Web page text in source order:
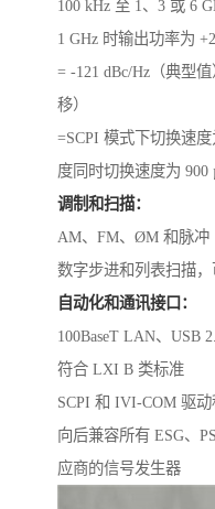
100 kHz 至 1、3 或 6
1 GHz 时输出功率为
= -121 dBc/Hz（典型
移）
=SCPI 模式下切换速
度同时切换速度为 900
调制和扫描：
AM、FM、ØM 和脉冲
数字步进和列表扫描
自动化和通讯接口：
100BaseT LAN、USB
符合 LXI B 类标准
SCPI 和 IVI-COM 驱
向后兼容所有 ESG、
应商的信号发生器